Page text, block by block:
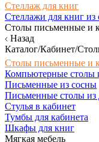
Стеллаж для книг
Стеллажи для книг из
Столы письменные и
Назад
Каталог/Кабинет/
Столы письменные и
Компьютерные столы
Письменные из сосны
Письменные столы из
Стулья в кабинет
Тумбы для кабинета
Шкафы для книг
Мягкая мебель